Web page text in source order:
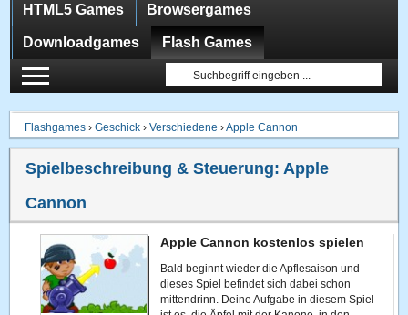
HTML5 Games Browsergames
Downloadgames Flash Games
Flashgames ›Geschick ›Verschiedene ›Apple Cannon
Spielbeschreibung & Steuerung:Apple
Cannon
Apple Cannon kostenlos spielen
Bald beginnt wieder die Apflesaison und
dieses Spiel befindet sich dabei schon
mittendrinn. Deine Aufgabe in diesem Spiel